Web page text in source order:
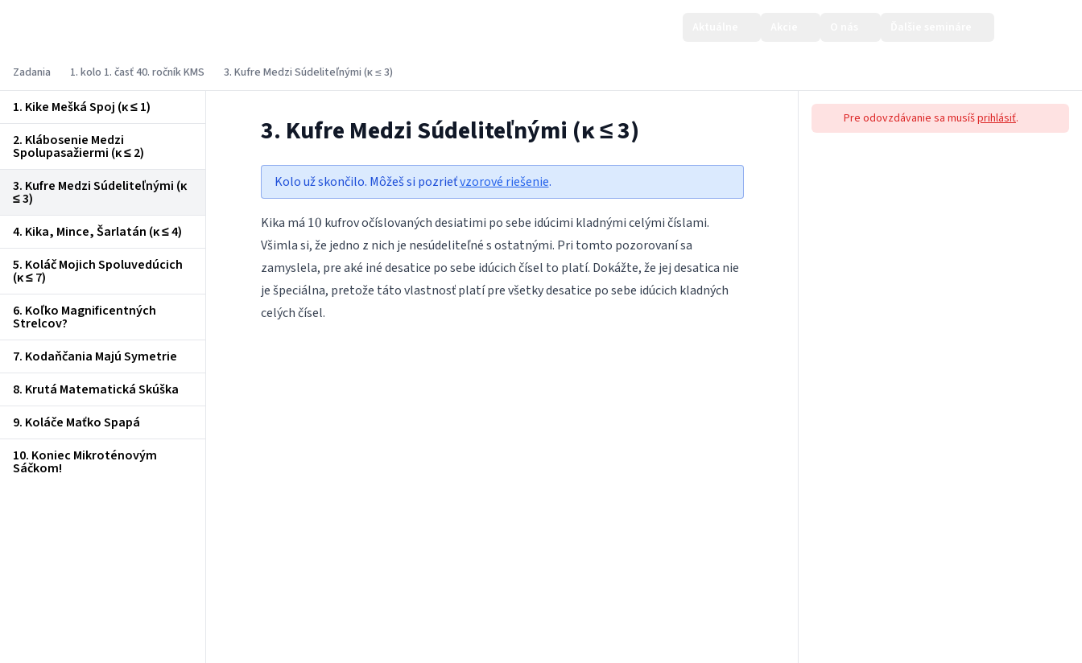
Zadania 1. kolo 1. časť 40. ročník KMS 3. Kufre Medzi Súdeliteľnými (κ ≤ 3)
1. Kike Mešká Spoj (κ ≤ 1)
2. Klábosenie Medzi
Spolupasažiermi (κ ≤ 2)
3. Kufre Medzi Súdeliteľnými (κ
≤ 3)
4. Kika, Mince, Šarlatán (κ ≤ 4)
5. Koláč Mojich Spoluvedúcich
(κ ≤ 7)
6. Koľko Magnificentných
Strelcov?
7. Kodaňčania Majú Symetrie
8. Krutá Matematická Skúška
9. Koláče Maťko Spapá
10. Koniec Mikroténovým
Sáčkom!
3. Kufre Medzi Súdeliteľnými (κ ≤ 3)
Kolo už skončilo. Môžeš si pozrieťvzorové riešenie.
Kika má 10
10 kufrov očíslovaných desiatimi po sebe idúcimi kladnými celými číslami.
Všimla si, že jedno z nich je nesúdeliteľné s ostatnými. Pri tomto pozorovaní sa
zamyslela, pre aké iné desatice po sebe idúcich čísel to platí. Dokážte, že jej desatica nie
je špeciálna, pretože táto vlastnosť platí pre všetky desatice po sebe idúcich kladných
celých čísel.
Pre odovzdávanie sa musíšprihlásiť.